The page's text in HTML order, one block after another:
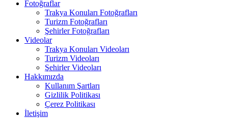
Fotoğraflar
Trakya Konuları Fotoğrafları
Turizm Fotoğrafları
Şehirler Fotoğrafları
Videolar
Trakya Konuları Videoları
Turizm Videoları
Şehirler Videoları
Hakkımızda
Kullanım Şartları
Gizlilik Politikası
Çerez Politikası
İletişim